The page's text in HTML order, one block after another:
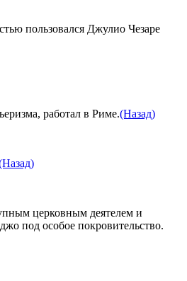
пользовался Джулио Чезаре
работал в Риме.(Назад)
церковным деятелем и
под особое покровительство.